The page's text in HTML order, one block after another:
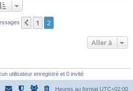
Précédente
1 2
Aller à
utilisateur enregistré et 0 invité
Heures au format UTC+02:00